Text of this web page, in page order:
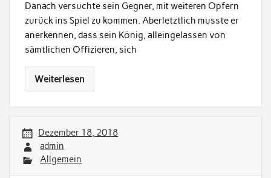
Danach versuchte sein Gegner, mit weiteren Opfern
zurück ins Spiel zu kommen. Aberletztlich musste er
anerkennen, dass sein König, alleingelassen von
sämtlichen Offizieren, sich
Weiterlesen
Dezember 18, 2018
admin
Allgemein